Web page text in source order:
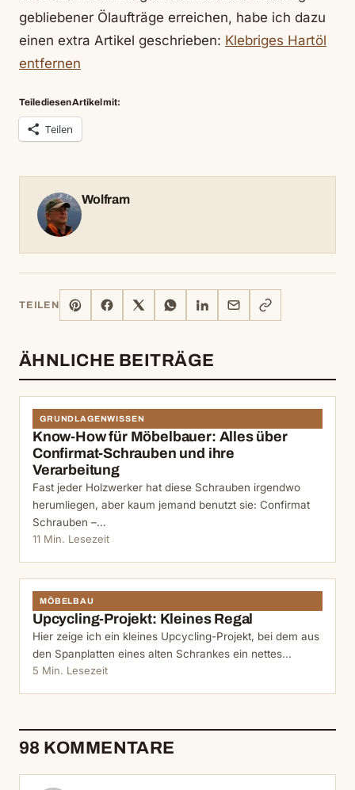
gebliebener Ölaufträge erreichen, habe ich dazu
einen extra Artikel geschrieben: Klebriges Hartöl
entfernen
Teile diesen Artikel mit:
Teilen
Wolfram
TEILEN
PINTERESTFACEBOOK WHATSAPPLINKEDIN
MAIL
LINK
KOPIEREN
ÄHNLICHE BEITRÄGE
GRUNDLAGENWISSEN
Know-How für Möbelbauer: Alles über
Confirmat-Schrauben und ihre
Verarbeitung
Fast jeder Holzwerker hat diese Schrauben irgendwo
herumliegen, aber kaum jemand benutzt sie: Confirmat
Schrauben –…
11 Min. Lesezeit
MÖBELBAU
Upcycling-Projekt: Kleines Regal
Hier zeige ich ein kleines Upcycling-Projekt, bei dem aus
den Spanplatten eines alten Schrankes ein nettes…
5 Min. Lesezeit
98 KOMMENTARE